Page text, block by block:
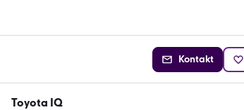
Kontakt
Toyota IQ